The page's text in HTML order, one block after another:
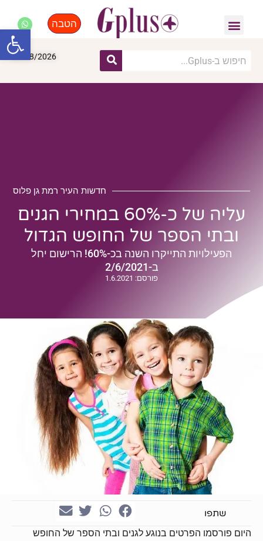
הטבה
08/08/2026
חדשות העיר רמת גן פלוס
עליה של כ-60% במחירי הגנים
ובתי הספר של החופש הגדול
הפעילויות התייקרו השנה בכ-60%! הרישום יחל
ב-2/6/2021
פורסם: 1.6.2021
שתפו
היום פורסמו הפרטים בנוגע לגנים ובתי הספר של החופש
פתח